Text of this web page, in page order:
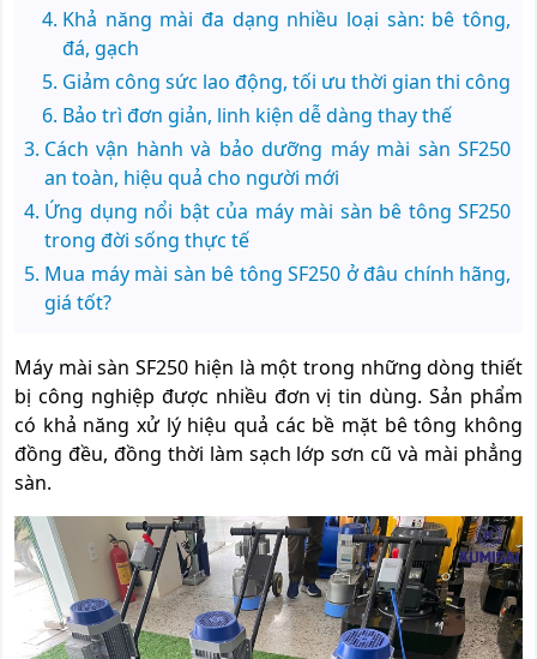
Khả năng mài đa dạng nhiều loại sàn: bê tông,
đá, gạch
Giảm công sức lao động, tối ưu thời gian thi công
Bảo trì đơn giản, linh kiện dễ dàng thay thế
Cách vận hành và bảo dưỡng máy mài sàn SF250
an toàn, hiệu quả cho người mới
Ứng dụng nổi bật của máy mài sàn bê tông SF250
trong đời sống thực tế
Mua máy mài sàn bê tông SF250 ở đâu chính hãng,
giá tốt?
Máy mài sàn SF250 hiện là một trong những dòng thiết
bị công nghiệp được nhiều đơn vị tin dùng. Sản phẩm
có khả năng xử lý hiệu quả các bề mặt bê tông không
đồng đều, đồng thời làm sạch lớp sơn cũ và mài phẳng
sàn.